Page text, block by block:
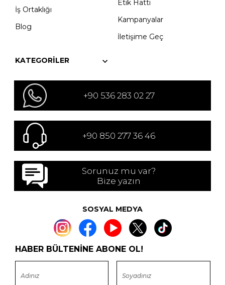
İş Ortaklığı
Blog
Etik Hattı
Kampanyalar
İletişime Geç
KATEGORILER
+90 536 283 02 27
+90 850 277 36 46
Sorunuz mu var?
Bize yazın
SOSYAL MEDYA
HABER BÜLTENİNE ABONE OL!